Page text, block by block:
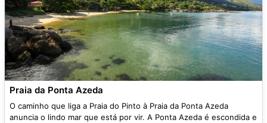
Praia da Ponta Azeda
O caminho que liga a Praia do Pinto à Praia da Ponta Azeda
anuncia o lindo mar que está por vir. A Ponta Azeda é escondida e